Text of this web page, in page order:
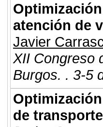
atención de
Javier
XII Congreso
Burgos. . 3-5
de